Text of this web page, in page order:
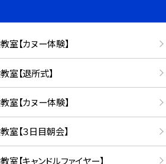
【カヌー体験】
【退所式】
【カヌー体験】
【３日目朝会】
【キャンドルファイヤー】